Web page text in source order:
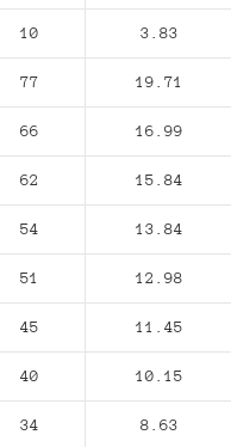
10 3.83
77 19.71
66 16.99
62 15.84
54 13.84
51 12.98
45 11.45
40 10.15
34 8.63